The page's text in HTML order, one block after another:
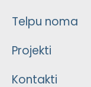
Telpu noma
Projekti
Kontakti